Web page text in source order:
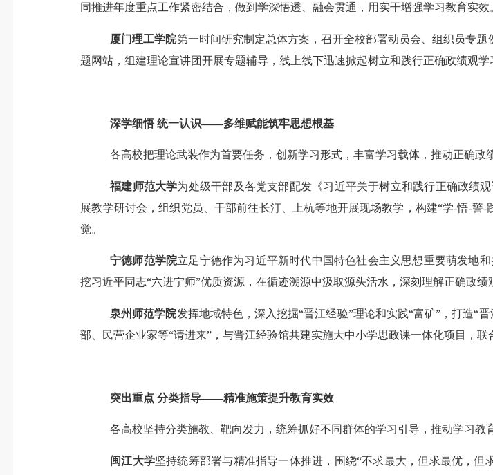
同推进年度重点工作紧密结合，做到学深悟透、融会贯通，用实干增强学习教育实效
厦门理工学院第一时间研究制定总体方案，召开全校部署动员会、组织员专题
题网站 ，组建理论宣讲团开展专题辅导，线上线下迅速掀起树立和践行正确政绩观学
深学细悟 统一认识——多维赋能筑牢思想根基
各高校把理论武装作为首要任务，创新学习形式，丰富学习载体，推动正确政
福建师范大学为处级干部及各党支部配发《习近平关于树立和践行正确政绩
展教学研讨会，组织党员、干部前往长汀、上杭等地开展现场教学 ，构建“学-悟-警-
觉。
宁德师范学院立足宁德作为习近平新时代中国特色社会主义思想重要萌发地
挖习近平同志“六进宁师”优质资源，在循迹溯源中汲取源头活水，深刻理解正确政绩
泉州师范学院发挥地域特色，深入挖掘“晋江经验”理论和实践“富矿”，打造“
部、民营企业家等“请进来” ，与晋江经验馆共建实施大中小学思政课一体化项目，联
突出重点 分类指导——精准施策提升教育实效
各高校坚持分类施教、靶向发力，统筹抓好不同群体的学习引导 ， 推动学习教
闽江大学坚持统筹部署与精准指导一体推进，围绕“不求最大，但求最优，但